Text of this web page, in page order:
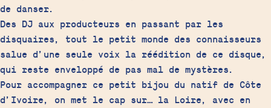
de danser.
Des DJ aux producteurs en passant par les
disquaires, tout le petit monde des connaisseurs
salue d’une seule voix la réédition de ce disque,
qui reste enveloppé de pas mal de mystères.
Pour accompagner ce petit bijou du natif de Côte
d’Ivoire, on met le cap sur… la Loire, avec en